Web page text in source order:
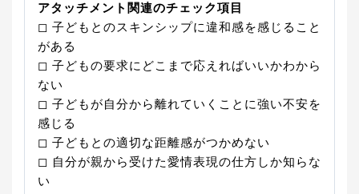
アタッチメント関連のチェック項目
◻︎ 子どもとのスキンシップに違和感を感じること
がある
◻︎ 子どもの要求にどこまで応えればいいかわから
ない
◻︎ 子どもが自分から離れていくことに強い不安を
感じる
◻︎ 子どもとの適切な距離感がつかめない
◻︎ 自分が親から受けた愛情表現の仕方しか知らな
い